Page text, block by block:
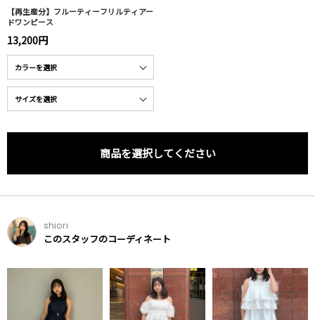
【再生産分】フルーティーフリルティアー
ドワンピース
13,200円
商品を選択してください
shiori
このスタッフのコーディネート